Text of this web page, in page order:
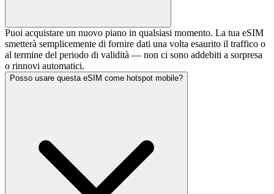
Puoi acquistare un nuovo piano in qualsiasi momento. La tua eSIM
smetterà semplicemente di fornire dati una volta esaurito il traffico o
al termine del periodo di validità — non ci sono addebiti a sorpresa
o rinnovi automatici.
Posso usare questa eSIM come hotspot mobile?